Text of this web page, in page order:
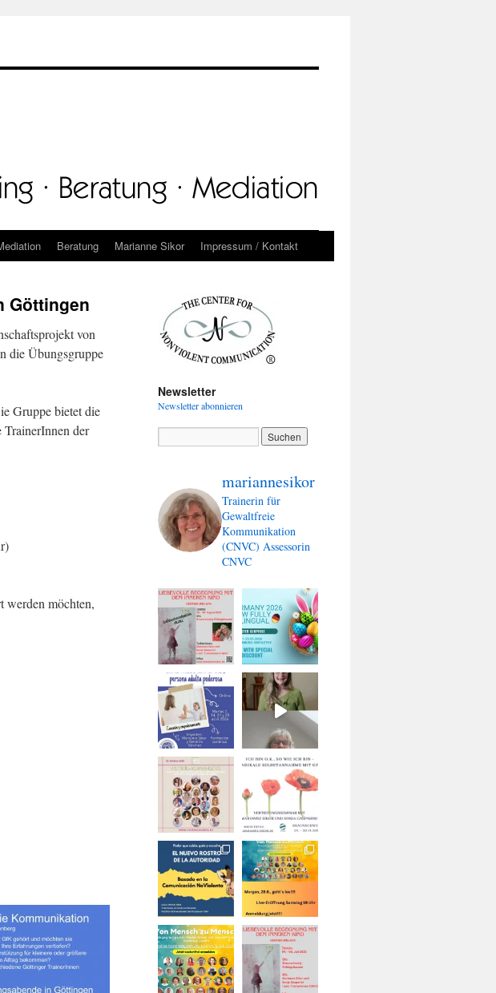
Beratung Marianne Sikor Impressum / Kontakt
Göttingen
von
die Übungsgruppe
Gruppe bietet die
der
werden möchten,
Newsletter
Newsletter abonnieren
mariannesikor
Trainerin für
Gewaltfreie
Kommunikation
(CNVC) Assessorin
CNVC